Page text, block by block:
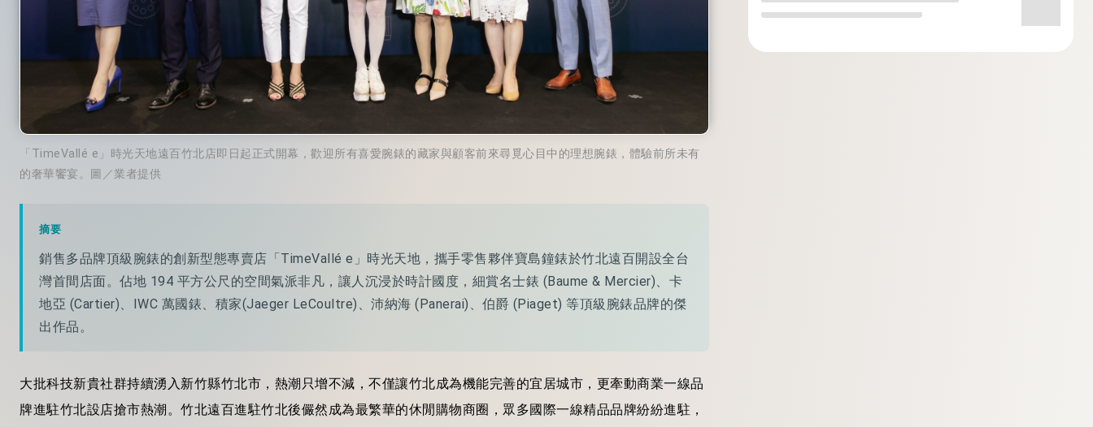
「TimeVallé e」時光天地遠百竹北店即日起正式開幕，歡迎所有喜愛腕錶的藏家與顧客前來尋覓心目中的理想腕錶，體驗前所未有
的奢華饗宴。圖／業者提供
摘要
銷售多品牌頂級腕錶的創新型態專賣店「TimeVallé e」時光天地，攜手零售夥伴寶島鐘錶於竹北遠百開設全台
灣首間店面。佔地 194 平方公尺的空間氣派非凡，讓人沉浸於時計國度，細賞名士錶 (Baume & Mercier)、卡
地亞 (Cartier)、IWC 萬國錶、積家(Jaeger LeCoultre)、沛納海 (Panerai)、伯爵 (Piaget) 等頂級腕錶品牌的傑
出作品。
大批科技新貴社群持續湧入新竹縣竹北市，熱潮只增不減，不僅讓竹北成為機能完善的宜居城市，更牽動商業一線品
牌進駐竹北設店搶市熱潮。竹北遠百進駐竹北後儼然成為最繁華的休閒購物商圈，眾多國際一線精品品牌紛紛進駐，